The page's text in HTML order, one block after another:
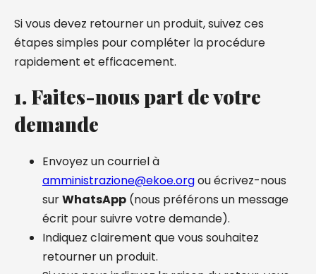
Si vous devez retourner un produit, suivez ces
étapes simples pour compléter la procédure
rapidement et efficacement.
1. Faites-nous part de votre
demande
Envoyez un courriel à
amministrazione@ekoe.orgou écrivez-nous
surWhatsApp (nous préférons un message
écrit pour suivre votre demande).
Indiquez clairement que vous souhaitez
retourner un produit.